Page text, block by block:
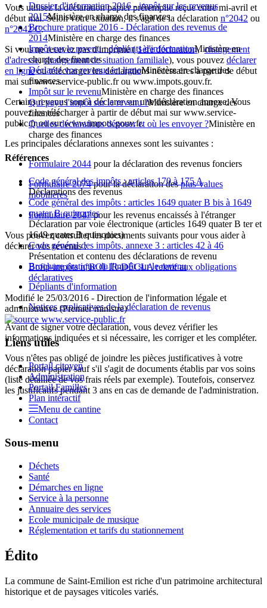
Vous utilisez la déclaration papier préremplie reçue entre mi-avril et
début mai. Selon votre situation, il s'agit de la déclaration n°2042 ou
n°2042 C.
Si vous ne recevez pas d'imprimé (1ère déclaration,changement
d'adresse,changement de situation familiale), vous pouvez déclarer
en ligneou télécharger les déclarations nécessaires à partir de début
mai sur www.service-public.fr ou www.impots.gouv.fr.
Certains revenus sont à déclarer sur une déclaration annexe. Vous
pouvez les télécharger à partir de début mai sur www.service-
public.fr ou sur www.impots.gouv.fr.
Les principales déclarations annexes sont les suivantes :
Formulaire 2044 pour la déclaration des revenus fonciers
Formulaire 2074pour la déclaration desplus-values
mobilières
Formulaire 2047pour les revenus encaissés à l'étranger
Vous pouvez consulter les documents suivants pour vous aider à
déclarer vos revenus :
Brochure pratique de l'impôt sur le revenu
Dépliants d'information
Notices explicatives de la déclaration de revenus
Avant de signer votre déclaration, vous devez vérifier les
informations indiquées et si nécessaire, les corriger et les compléter.
Vous n'êtes pas obligé de joindre les pièces justificatives à votre
déclaration papier sauf s'il s'agit de documents établis par vos soins
(liste détaillée de vos frais réels par exemple). Toutefois, conservez
les justificatifs pendant 3 ans en cas de demande de l'administration.
Dossier d'information 2016 - impôt sur les revenus
2015Ministère en charge des finances
Brochure pratique 2016 - Déclaration des revenus de
2014Ministère en charge des finances
Impôt sur le revenu : dépliants d'informationMinistère en
charge des finances
Déclarez vos revenus en ligneMinistère en charge des
finances
Impôt sur le revenuMinistère en charge des finances
Qui paye l'impôt sur le revenu ?Ministère en charge des
finances
Quelles déclarations déposer et où les envoyer ?Ministère en
charge des finances
Références
Code général des impôts : articles 170 à 175 A
Déclarations des revenus
Code général des impôts : articles 1649 quater B bis à 1649
quater B quinquies
Déclaration par voie électronique (articles 1649 quater B ter et
1649 quater B quinquies)
Code général des impôts, annexe 3 : articles 42 à 46
Présentation et contenu des déclarations de revenu
Bofip-impôts n°BOI-IR-DECLA relatif aux obligations
déclaratives
Modifié le 25/03/2016 - Direction de l'information légale et
administrative (Premier ministre)
Liens utiles
Portail citoyen
Administration
Portail Familles
Plan intéractif
Menu de cantine
Contact
Sous-menu
Déchets
Santé
Démarches en ligne
Service à la personne
Annuaire des services
Ecole municipale de musique
Réglementation et tarifs du stationnement
Édito
La commune de Saint-Emilion est riche d'un patrimoine architectural
historique et de paysages viticoles variés.